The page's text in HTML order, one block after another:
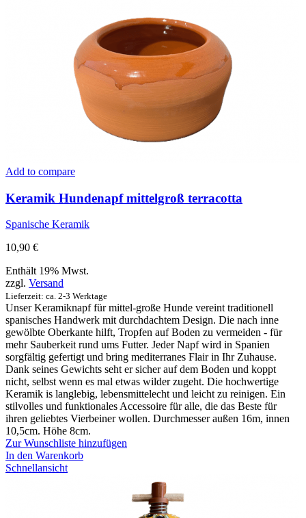
Add to compare
Keramik Hundenapf mittelgroß terracotta
Spanische Keramik
10,90 €
Enthält 19% Mwst.
zzgl. Versand
Lieferzeit: ca. 2-3 Werktage
Unser Keramiknapf für mittel-große Hunde vereint traditionell
spanisches Handwerk mit durchdachtem Design. Die nach inne
gewölbte Oberkante hilft, Tropfen auf Boden zu vermeiden - für
mehr Sauberkeit rund ums Futter. Jeder Napf wird in Spanien
sorgfältig gefertigt und bring mediterranes Flair in Ihr Zuhause.
Dank seines Gewichts seht er sicher auf dem Boden und koppt
nicht, selbst wenn es mal etwas wilder zugeht. Die hochwertige
Keramik is langlebig, lebensmittelecht und leicht zu reinigen. Ein
stilvolles und funktionales Accessoire für alle, die das Beste für
ihren geliebtes Vierbeiner wollen. Durchmesser außen 16m, innen
10,5cm. Höhe 8cm.
Zur Wunschliste hinzufügen
In den Warenkorb
Schnellansicht